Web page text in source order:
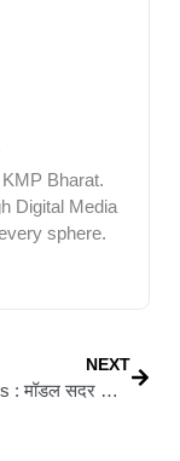
Bharat.
Digital Media
sphere.
NEXT
Siwan News : मॉडल सदर अस्पताल में बंद है ENT ओपीडी, ज्वाइन किया, कुछ दिन आए और फिर ग़ायब हो गए डॉ. वासमी खान